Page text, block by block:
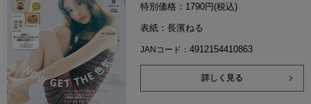
特別価格：1790円(税込)
表紙：長濱ねる
JANコード： 4912154410863
詳しく見る